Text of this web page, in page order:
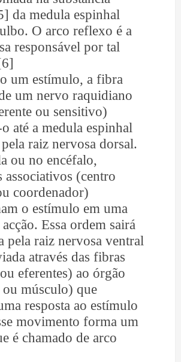
da medula espinhal
O arco reflexo é a
responsável por tal
um estímulo, a fibra
um nervo raquidiano
ou sensitivo)
até a medula espinhal
raiz nervosa dorsal.
ou no encéfalo,
associativos (centro
coordenador)
o estímulo em uma
Essa ordem sairá
pela raiz nervosa ventral
através das fibras
eferentes) ao órgão
músculo) que
resposta ao estímulo
movimento forma um
é chamado de arco